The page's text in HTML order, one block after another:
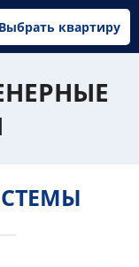
Выбрать квартиру
326-67-67